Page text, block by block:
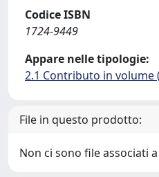
Codice ISBN
1724-9449
Appare nelle tipologie:
2.1 Contributo in volume
File in questo prodotto:
Non ci sono file associati